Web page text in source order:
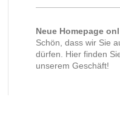
Neue Homepage
Schön, dass wir Sie
dürfen. Hier finden
unserem Geschäft!